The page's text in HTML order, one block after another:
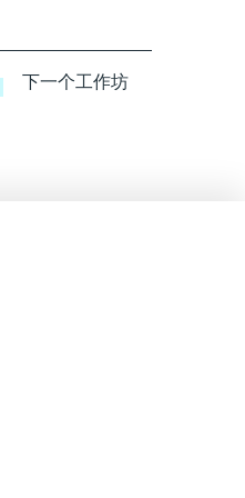
下一个工作坊